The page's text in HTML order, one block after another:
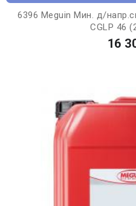
6396 Meguin Мин. д/
CGLP 46
16